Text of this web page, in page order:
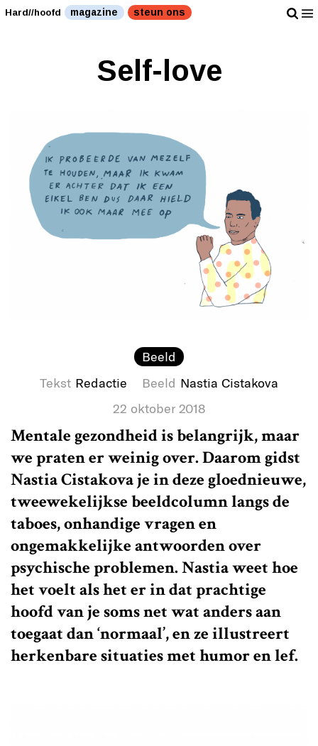
Hard//hoofd magazine steun ons
Self-love
Beeld
Tekst Redactie Beeld Nastia Cistakova
22 oktober 2018
Mentale gezondheid is belangrijk, maar
we praten er weinig over. Daarom gidst
Nastia Cistakova je in deze gloednieuwe,
tweewekelijkse beeldcolumn langs de
taboes, onhandige vragen en
ongemakkelijke antwoorden over
psychische problemen. Nastia weet hoe
het voelt als het er in dat prachtige
hoofd van je soms net wat anders aan
toegaat dan ‘normaal’, en ze illustreert
herkenbare situaties met humor en lef.